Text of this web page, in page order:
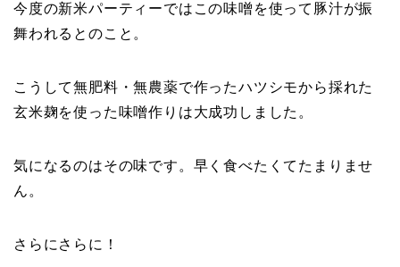
今度の新米パーティーではこの味噌を使って豚汁が振
舞われるとのこと。
こうして無肥料・無農薬で作ったハツシモから採れた
玄米麹を使った味噌作りは大成功しました。
気になるのはその味です。早く食べたくてたまりませ
ん。
さらにさらに！